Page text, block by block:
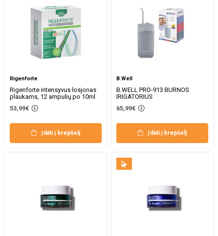
Rigenforte
Rigenforte intensyvus losjonas
plaukams, 12 ampulių po 10ml
53,99€
Įdėti į krepšelį
B.Well
B.WELL PRO-913 BURNOS
IRIGATORIUS
65,99€
Įdėti į krepšelį